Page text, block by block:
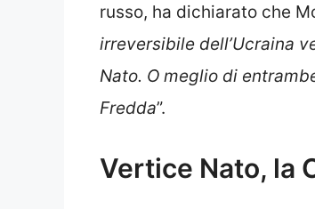
russo, ha dichiarato che
irreversibile dell’Ucraina
Nato. O meglio di
Fredda”.
Vertice Nato, la